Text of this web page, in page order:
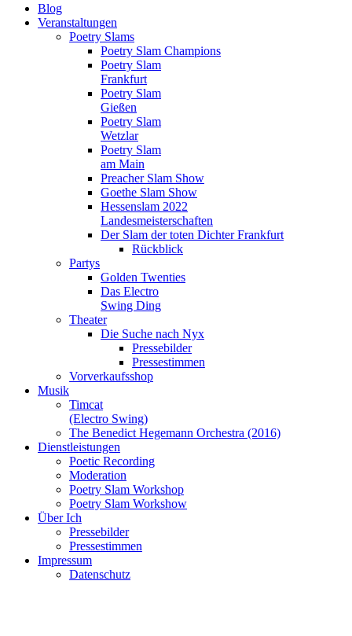
Blog
Veranstaltungen
Poetry Slams
Poetry Slam Champions
Poetry Slam
Frankfurt
Poetry Slam
Gießen
Poetry Slam
Wetzlar
Poetry Slam
am Main
Preacher Slam Show
Goethe Slam Show
Hessenslam 2022
Landesmeisterschaften
Der Slam der toten Dichter Frankfurt
Rückblick
Partys
Golden Twenties
Das Electro
Swing Ding
Theater
Die Suche nach Nyx
Pressebilder
Pressestimmen
Vorverkaufsshop
Musik
Timcat
(Electro Swing)
The Benedict Hegemann Orchestra (2016)
Dienstleistungen
Poetic Recording
Moderation
Poetry Slam Workshop
Poetry Slam Workshow
Über Ich
Pressebilder
Pressestimmen
Impressum
Datenschutz